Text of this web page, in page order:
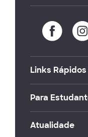
Links Rápidos
Para
Atualidade